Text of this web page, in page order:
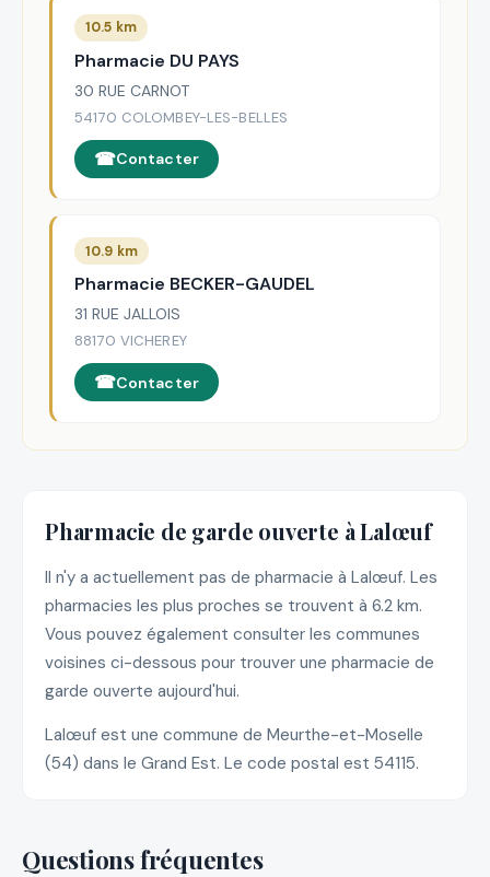
10.5 km
Pharmacie DU PAYS
30 RUE CARNOT
54170 COLOMBEY-LES-BELLES
Contacter
10.9 km
Pharmacie BECKER-GAUDEL
31 RUE JALLOIS
88170 VICHEREY
Contacter
Pharmacie de garde ouverte à Lalœuf
Il n'y a actuellement pas de pharmacie à Lalœuf. Les
pharmacies les plus proches se trouvent à 6.2 km.
Vous pouvez également consulter les communes
voisines ci-dessous pour trouver une pharmacie de
garde ouverte aujourd'hui.
Lalœuf est une commune de Meurthe-et-Moselle
(54) dans le Grand Est. Le code postal est 54115.
Questions fréquentes